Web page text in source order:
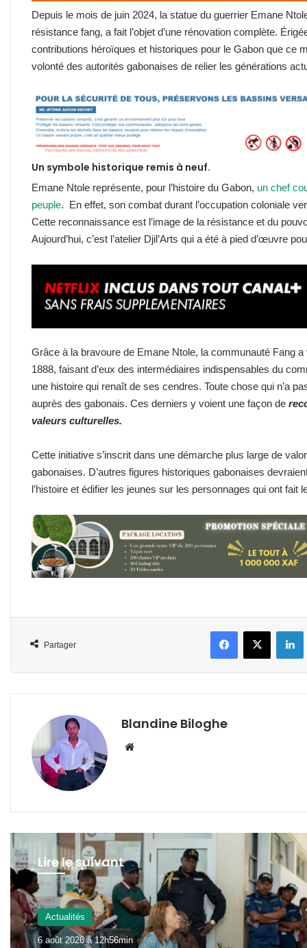
Depuis le mois de juin 2024, la statue du guerrier Emane
résistance fang, a fait l’objet d’une rénovation complète.
contributions héroïques et historiques pour le Gabon que ce
volonté des autorités gabonaises de relier les générations
Un symbole historique remis à neuf.
Emane Ntole représente, pour l’histoire du Gabon, un chef
peuple. En effet, son combat durant l’occupation coloniale
Cette reconnaissance est l’image de la résistance et du
Aujourd’hui, c’est l’atelier Djil’Arts qui a été à pied d’œuvre
Grâce à la bravoure de Emane Ntole, la communauté Fang
1888, faisant d’eux des intermédiaires indispensables du
une histoire qui renaît de ses cendres. Toute chose qui n’a
auprès des gabonais. Ces derniers y voient une façon de
valeurs culturelles.
Cette initiative s’inscrit dans une démarche plus large de
gabonaises. D’autres figures historiques gabonaises
l’histoire et édifier les jeunes sur les personnages qui ont fait
Partager
FacebookX
Blandine Biloghe
Lire le suivant
Actualités
6 août 2026 à 12h56min